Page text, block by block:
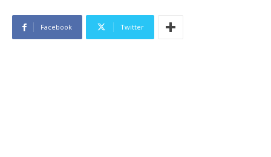
Facebook Twitter